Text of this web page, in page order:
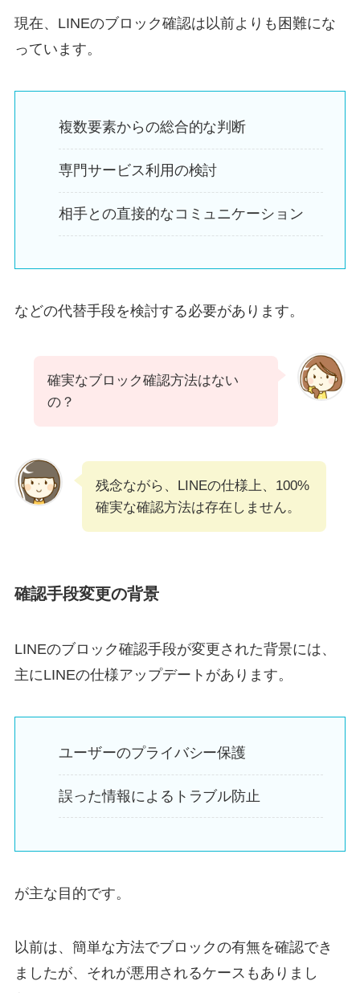
現在、LINEのブロック確認は以前よりも困難にな
っています。
複数要素からの総合的な判断
専門サービス利用の検討
相手との直接的なコミュニケーション
などの代替手段を検討する必要があります。
確実なブロック確認方法はない
の？
残念ながら、LINEの仕様上、100%
確実な確認方法は存在しません。
確認手段変更の背景
LINEのブロック確認手段が変更された背景には、
主にLINEの仕様アップデートがあります。
ユーザーのプライバシー保護
誤った情報によるトラブル防止
が主な目的です。
以前は、簡単な方法でブロックの有無を確認でき
ましたが、それが悪用されるケースもありまし